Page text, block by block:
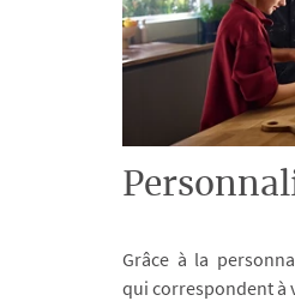
Grâce à la
qui correspondent à